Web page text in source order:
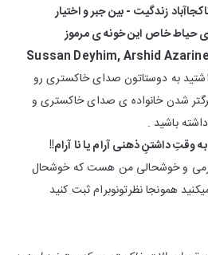
زندگیت - بین جبر و اختیار
توی حیاط خاص این خونه ی مرموز
به دوستاتون صدای خاکستری رو
شدن خانواده ی صدای خاکستری و
باشید .
و خوشحالی من هست که خوشحال
همونجا نظرتونوبرام ثبت کنید